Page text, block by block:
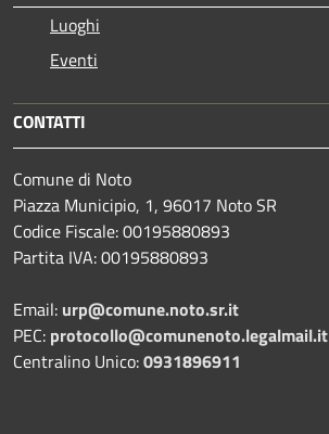
Luoghi
Eventi
CONTATTI
Comune di Noto
Piazza Municipio, 1, 96017 Noto SR
Codice Fiscale: 00195880893
Partita IVA: 00195880893
Email: urp@comune.noto.sr.it
PEC: protocollo@comunenoto.legalmail.it
Centralino Unico:0931896911